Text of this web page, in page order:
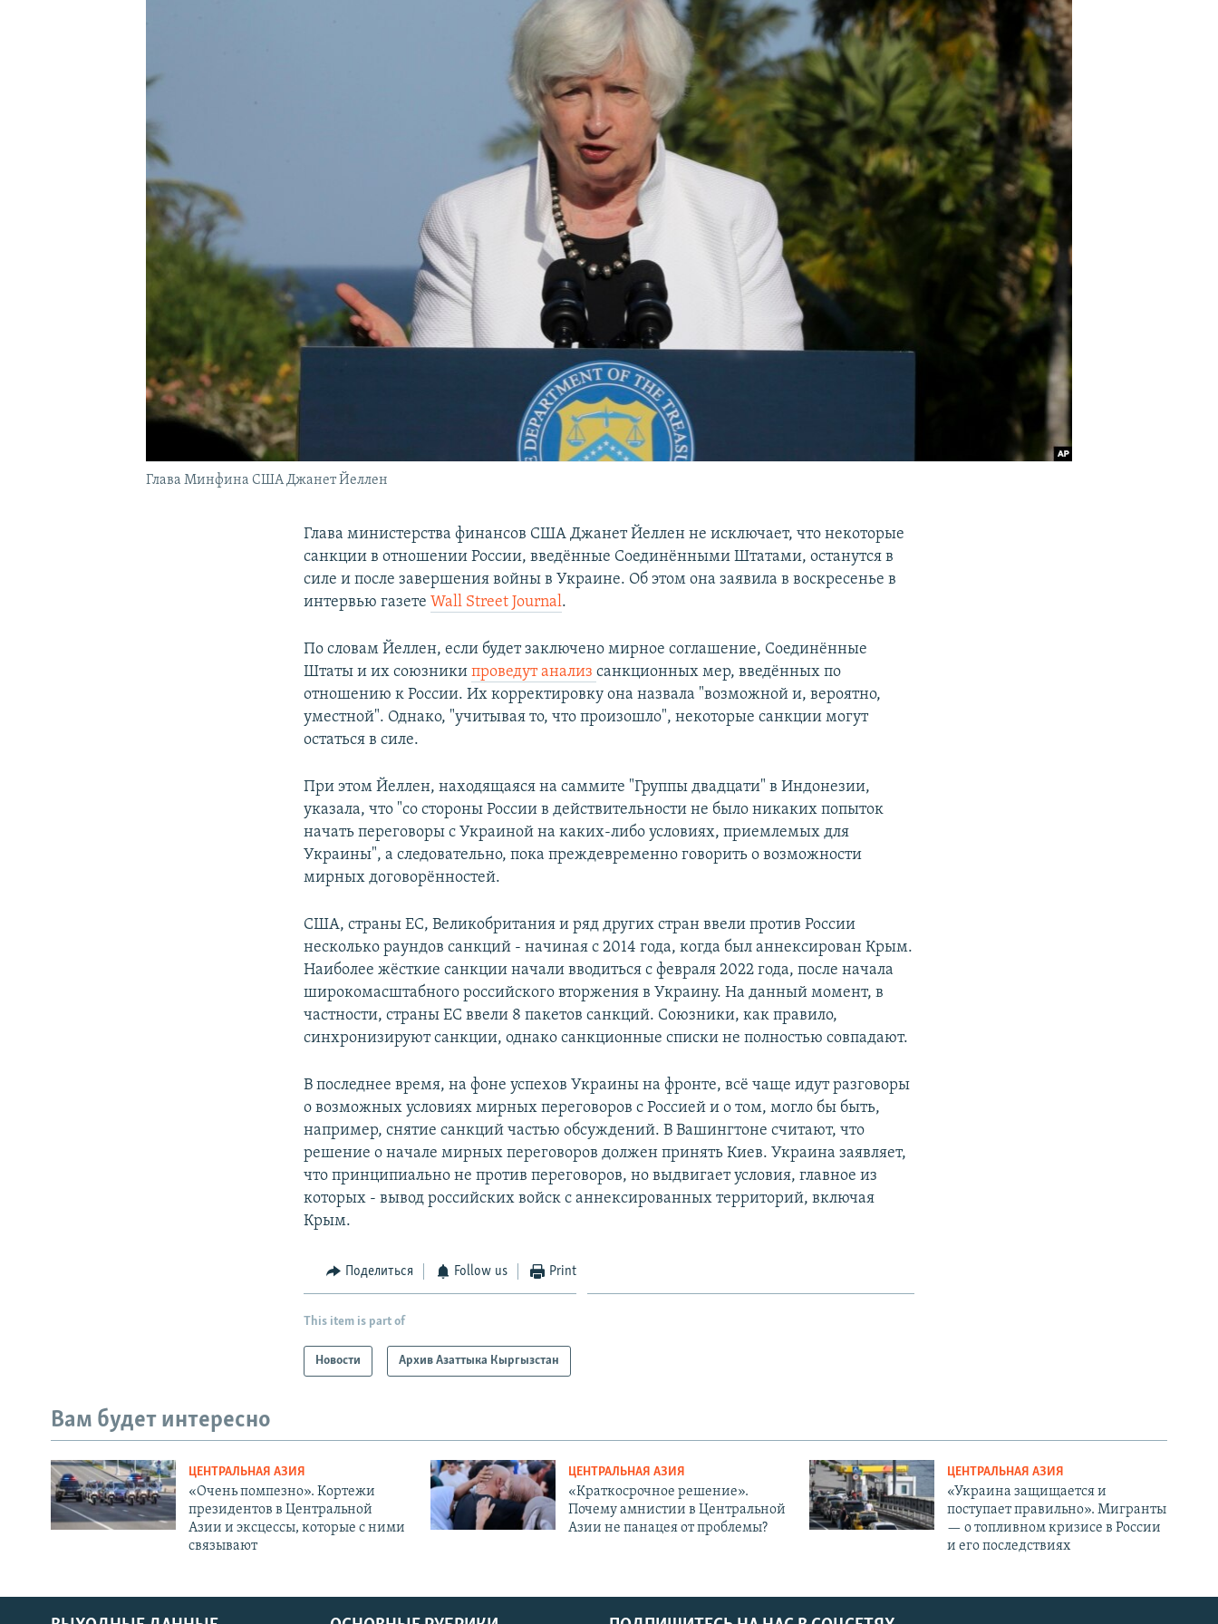
Глава Минфина США Джанет Йеллен
Глава министерства финансов США Джанет Йеллен не исключает, что некоторые
санкции в отношении России, введённые Соединёнными Штатами, останутся в
силе и после завершения войны в Украине. Об этом она заявила в воскресенье в
интервью газетеWall Street Journal.
По словам Йеллен, если будет заключено мирное соглашение, Соединённые
Штаты и их союзникипроведут анализсанкционных мер, введённых по
отношению к России. Их корректировку она назвала "возможной и, вероятно,
уместной". Однако, "учитывая то, что произошло", некоторые санкции могут
остаться в силе.
При этом Йеллен, находящаяся на саммите "Группы двадцати" в Индонезии,
указала, что "со стороны России в действительности не было никаких попыток
начать переговоры с Украиной на каких-либо условиях, приемлемых для
Украины", а следовательно, пока преждевременно говорить о возможности
мирных договорённостей.
США, страны ЕС, Великобритания и ряд других стран ввели против России
несколько раундов санкций - начиная с 2014 года, когда был аннексирован Крым.
Наиболее жёсткие санкции начали вводиться с февраля 2022 года, после начала
широкомасштабного российского вторжения в Украину. На данный момент, в
частности, страны ЕС ввели 8 пакетов санкций. Союзники, как правило,
синхронизируют санкции, однако санкционные списки не полностью совпадают.
В последнее время, на фоне успехов Украины на фронте, всё чаще идут разговоры
о возможных условиях мирных переговоров с Россией и о том, могло бы быть,
например, снятие санкций частью обсуждений. В Вашингтоне считают, что
решение о начале мирных переговоров должен принять Киев. Украина заявляет,
что принципиально не против переговоров, но выдвигает условия, главное из
которых - вывод российских войск с аннексированных территорий, включая
Крым.
Поделиться Follow us Print
This item is part of
Новости Архив Азаттыка Кыргызстан
Вам будет интересно
ЦЕНТРАЛЬНАЯ АЗИЯ
«Очень помпезно». Кортежи
президентов в Центральной
Азии и эксцессы, которые с ними
связывают
ЦЕНТРАЛЬНАЯ АЗИЯ
«Краткосрочное решение».
Почему амнистии в Центральной
Азии не панацея от проблемы?
ЦЕНТРАЛЬНАЯ АЗИЯ
«Украина защищается и
поступает правильно». Мигранты
— о топливном кризисе в России
и его последствиях